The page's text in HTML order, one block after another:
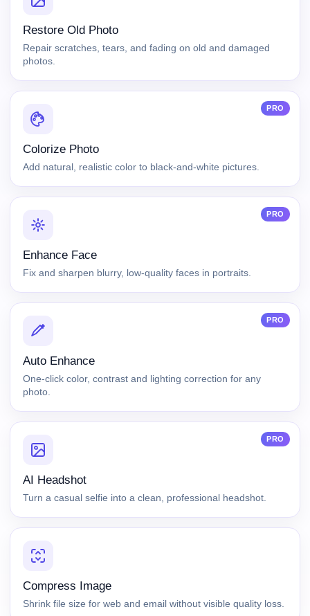
Restore Old Photo
Repair scratches, tears, and fading on old and damaged
photos.
PRO
Colorize Photo
Add natural, realistic color to black-and-white pictures.
PRO
Enhance Face
Fix and sharpen blurry, low-quality faces in portraits.
PRO
Auto Enhance
One-click color, contrast and lighting correction for any
photo.
PRO
AI Headshot
Turn a casual selfie into a clean, professional headshot.
Compress Image
Shrink file size for web and email without visible quality loss.